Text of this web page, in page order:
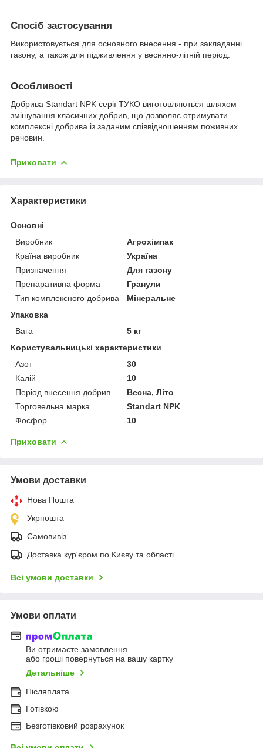
Спосіб застосування
Використовується для основного внесення - при закладанні
газону, а також для підживлення у весняно-літній період.
Особливості
Добрива Standart NPK серії ТУКО виготовляються шляхом
змішування класичних добрив, що дозволяє отримувати
комплексні добрива із заданим співвідношенням поживних
речовин.
Приховати
Характеристики
Основні
Виробник
Агрохімпак
Країна виробник
Україна
Призначення
Для газону
Препаративна форма
Гранули
Тип комплексного добрива
Мінеральне
Упаковка
Вага
5 кг
Користувальницькі характеристики
Азот
30
Калій
10
Період внесення добрив
Весна, Літо
Торговельна марка
Standart NPK
Фосфор
10
Приховати
Умови доставки
Нова Пошта
Укрпошта
Самовивіз
Доставка кур'єром по Києву та області
Всі умови доставки
Умови оплати
Ви отримаєте замовлення
або гроші повернуться на вашу картку
Детальніше
Післяплата
Готівкою
Безготівковий розрахунок